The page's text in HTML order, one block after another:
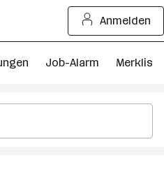
Anmelden
Job-Alarm Merkliste